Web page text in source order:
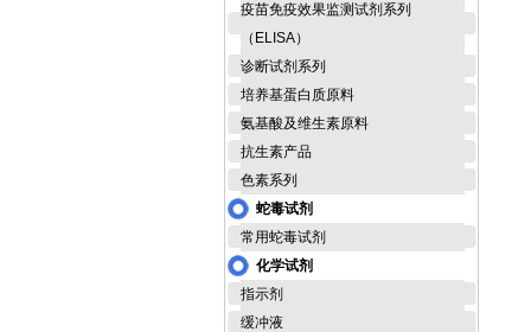
疫苗免疫效果监测试剂系列
（ELISA）
诊断试剂系列
培养基蛋白质原料
氨基酸及维生素原料
抗生素产品
色素系列
蛇毒试剂
常用蛇毒试剂
化学试剂
指示剂
缓冲液